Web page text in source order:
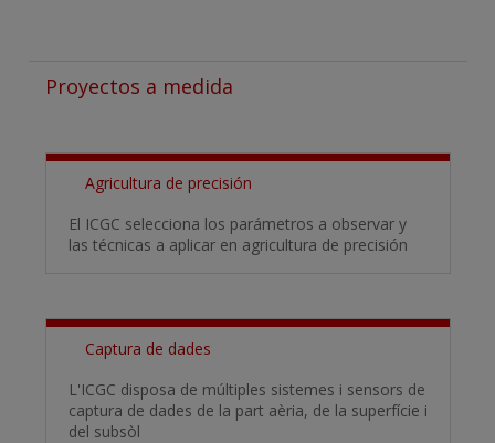
Proyectos a medida
Agricultura de precisión
El ICGC selecciona los parámetros a observar y
las técnicas a aplicar en agricultura de precisión
Captura de dades
L'ICGC disposa de múltiples sistemes i sensors de
captura de dades de la part aèria, de la superfície i
del subsòl